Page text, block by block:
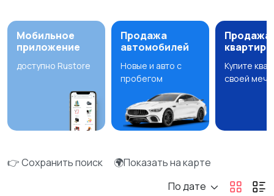
Мобильное
приложение
доступно Rustore
Продажа
автомобилей
Новые и авто с
пробегом
Продажа
квартир
Купите
своей
👉 Сохранить поиск
🌍Показать на карте
По дате